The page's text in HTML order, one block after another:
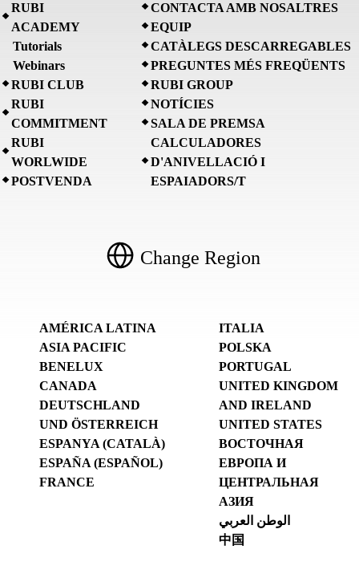
RUBI
ACADEMY
Tutorials
Webinars
RUBI CLUB
RUBI
COMMITMENT
RUBI
WORLWIDE
POSTVENDA
CONTACTA AMB NOSALTRES
EQUIP
CATÀLEGS DESCARREGABLES
PREGUNTES MÉS FREQÜENTS
RUBI GROUP
NOTÍCIES
SALA DE PREMSA
CALCULADORES
D'ANIVELLACIÓ I
ESPAIADORS/T
Change Region
AMÉRICA LATINA
ASIA PACIFIC
BENELUX
CANADA
DEUTSCHLAND
UND ÖSTERREICH
ESPANYA (CATALÀ)
ESPAÑA (ESPAÑOL)
FRANCE
ITALIA
POLSKA
PORTUGAL
UNITED KINGDOM
AND IRELAND
UNITED STATES
ВОСТОЧНАЯ
ЕВРОПА И
ЦЕНТРАЛЬНАЯ
АЗИЯ
الوطن العربي
中国